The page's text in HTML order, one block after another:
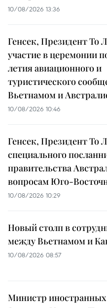
10/08/2026 13:36
Генсек, Президент То
участие в церемонии
летия авиационного и
туристического
Вьетнамом и
10/08/2026 10:46
Генсек, Президент То
специального
правительства
вопросам Юго-
10/08/2026 10:29
Новый столп в
между Вьетнамом и
10/08/2026 08:57
Министр